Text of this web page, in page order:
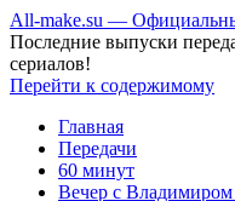
All-make.su —
Последние выпуски
сериалов!
Перейти к содержимому
Главная
Передачи
60 минут
Вечер с